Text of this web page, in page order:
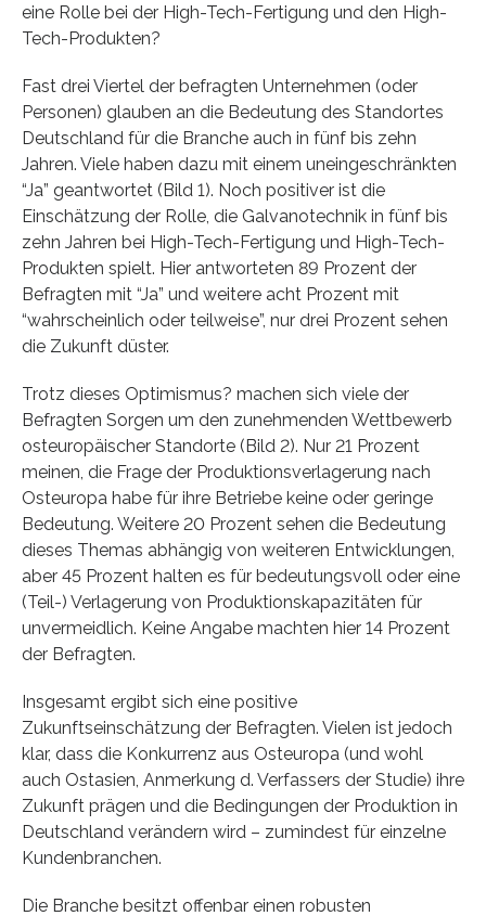
eine Rolle bei der High-Tech-Fertigung und den High-
Tech-Produkten?
Fast drei Viertel der befragten Unternehmen (oder
Personen) glauben an die Bedeutung des Standortes
Deutschland für die Branche auch in fünf bis zehn
Jahren. Viele haben dazu mit einem uneingeschränkten
“Ja” geantwortet (Bild 1). Noch positiver ist die
Einschätzung der Rolle, die Galvanotechnik in fünf bis
zehn Jahren bei High-Tech-Fertigung und High-Tech-
Produkten spielt. Hier antworteten 89 Prozent der
Befragten mit “Ja” und weitere acht Prozent mit
“wahrscheinlich oder teilweise”, nur drei Prozent sehen
die Zukunft düster.
Trotz dieses Optimismus? machen sich viele der
Befragten Sorgen um den zunehmenden Wettbewerb
osteuropäischer Standorte (Bild 2). Nur 21 Prozent
meinen, die Frage der Produktionsverlagerung nach
Osteuropa habe für ihre Betriebe keine oder geringe
Bedeutung. Weitere 20 Prozent sehen die Bedeutung
dieses Themas abhängig von weiteren Entwicklungen,
aber 45 Prozent halten es für bedeutungsvoll oder eine
(Teil-) Verlagerung von Produktionskapazitäten für
unvermeidlich. Keine Angabe machten hier 14 Prozent
der Befragten.
Insgesamt ergibt sich eine positive
Zukunftseinschätzung der Befragten. Vielen ist jedoch
klar, dass die Konkurrenz aus Osteuropa (und wohl
auch Ostasien, Anmerkung d. Verfassers der Studie) ihre
Zukunft prägen und die Bedingungen der Produktion in
Deutschland verändern wird – zumindest für einzelne
Kundenbranchen.
Die Branche besitzt offenbar einen robusten